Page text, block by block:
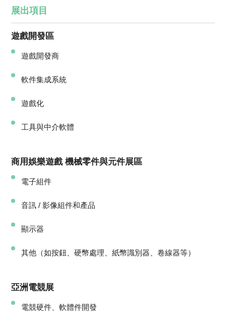
展出項目
遊戲開發區
遊戲開發商
軟件集成系統
遊戲化
工具與中介軟體
商用娛樂遊戲 機械零件與元件展區
電子組件
音訊 / 影像組件和產品
顯示器
其他（如按鈕、硬幣處理、紙幣識別器、卷線器等）
亞洲電競展
電競硬件、軟體件開發